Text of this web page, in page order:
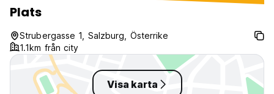
conditioner in
stay on a
about the dust
would
Plats
Strubergasse 1, Salzburg, Österrike
1.1km från city
Visa karta